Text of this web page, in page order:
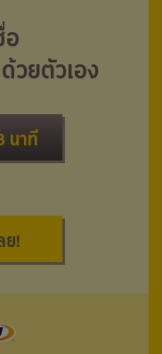
วยตัวเอง
นาที
ย!